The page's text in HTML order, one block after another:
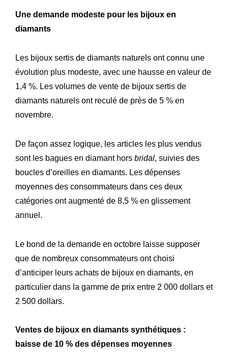
Notre Expertise
Innovations
Notre Atelier
Nos Engagements
Lettre R&M
Une demande modeste pour les bijoux en
diamants
Les bijoux sertis de diamants naturels ont connu une
évolution plus modeste, avec une hausse en valeur de
1,4 %. Les volumes de vente de bijoux sertis de
diamants naturels ont reculé de près de 5 % en
novembre.
De façon assez logique, les articles les plus vendus
sont les bagues en diamant hors bridal, suivies des
boucles d’oreilles en diamants. Les dépenses
moyennes des consommateurs dans ces deux
catégories ont augmenté de 8,5 % en glissement
annuel.
Le bond de la demande en octobre laisse supposer
que de nombreux consommateurs ont choisi
d’anticiper leurs achats de bijoux en diamants, en
particulier dans la gamme de prix entre 2 000 dollars et
2 500 dollars.
Ventes de bijoux en diamants synthétiques :
baisse de 10 % des dépenses moyennes